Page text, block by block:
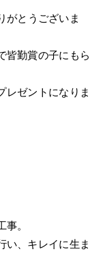
がとうございま
皆勤賞の子にもら
レゼントになりま
。
い、キレイに生ま